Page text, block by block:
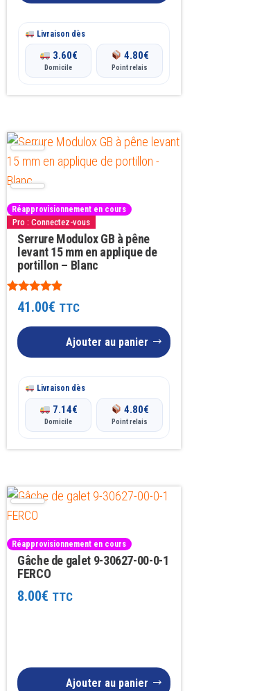
Livraison dès
3.60€
Domicile
4.80€
Point relais
Réapprovisionnement en cours
Pro : Connectez-vous
Serrure Modulox GB à pêne
levant 15 mm en applique de
portillon – Blanc
Note
4.7541.00€ TTC
Ajouter au panier
Livraison dès
7.14€
Domicile
4.80€
Point relais
Réapprovisionnement en cours
Gâche de galet 9-30627-00-0-1
FERCO
8.00€ TTC
Ajouter au panier